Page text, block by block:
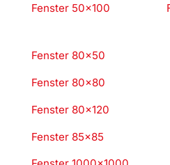
Fenster 50×100
Fenster 80×50
Fenster 80×80
Fenster 80×120
Fenster 85×85